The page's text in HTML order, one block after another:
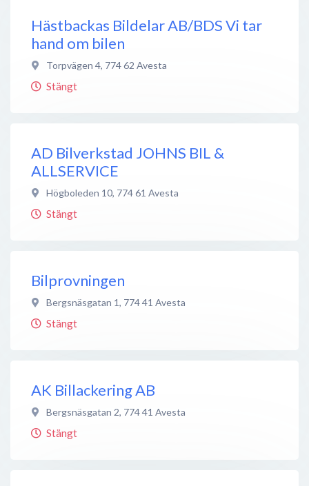
Hästbackas Bildelar AB/BDS Vi tar
hand om bilen
Torpvägen 4, 774 62 Avesta
Stängt
AD Bilverkstad JOHNS BIL &
ALLSERVICE
Högboleden 10, 774 61 Avesta
Stängt
Bilprovningen
Bergsnäsgatan 1, 774 41 Avesta
Stängt
AK Billackering AB
Bergsnäsgatan 2, 774 41 Avesta
Stängt